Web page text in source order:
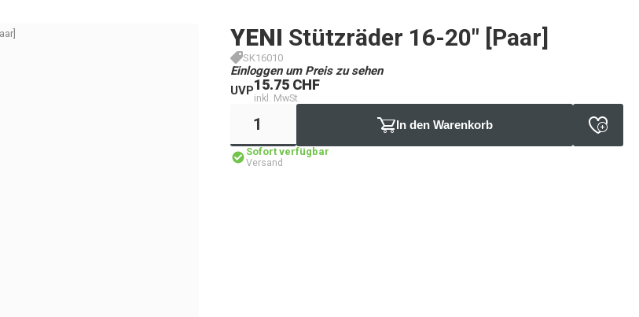
YENI Stützräder 16-20" [Paar]
SK16010
Einloggen um Preis zu sehen
UVP15.75 CHF
inkl. MwSt.
In den Warenkorb
Sofort verfügbar
Versand